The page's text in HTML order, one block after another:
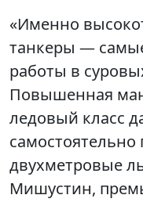
«Именно
танкеры —
работы в
Повышенная
ледовый класс
самостоятельно
двухметровые
Мишустин,